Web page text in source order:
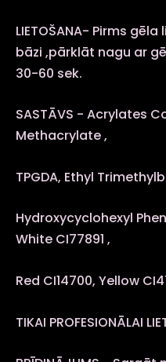
LIETOŠANA- Pirms
bāzi ,pārklāt nagu ar
30-60 sek.
SASTĀVS - Acrylates
Methacrylate ,
TPGDA, Ethyl
Hydroxycyclohexyl
White CI77891 ,
Red CI14700, Yellow
TIKAI PROFESIONĀLAI